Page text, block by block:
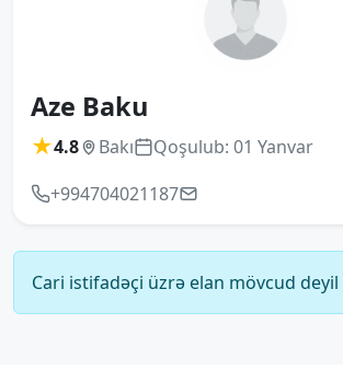
Aze Baku
★4.8 Bakı
Qoşulub: 01 Yanvar
+994704021187
Cari istifadəçi üzrə elan mövcud deyil